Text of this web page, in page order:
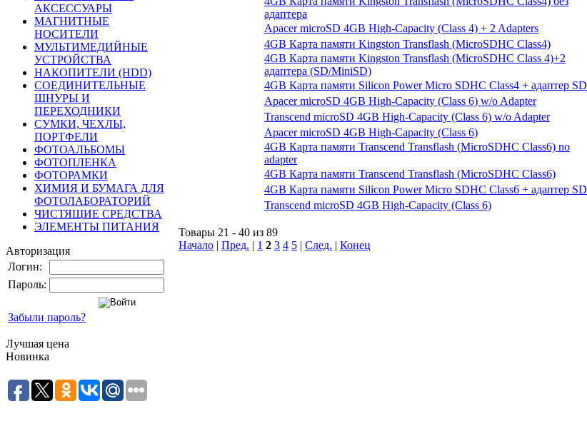
АКСЕССУАРЫ
МАГНИТНЫЕ
НОСИТЕЛИ
МУЛЬТИМЕДИЙНЫЕ
УСТРОЙСТВА
НАКОПИТЕЛИ (HDD)
СОЕДИНИТЕЛЬНЫЕ
ШНУРЫ И
ПЕРЕХОДНИКИ
СУМКИ, ЧЕХЛЫ,
ПОРТФЕЛИ
ФОТОАЛЬБОМЫ
ФОТОПЛЕНКА
ФОТОРАМКИ
ХИМИЯ И БУМАГА ДЛЯ
ФОТОЛАБОРАТОРИЙ
ЧИСТЯЩИЕ СРЕДСТВА
ЭЛЕМЕНТЫ ПИТАНИЯ
Авторизация
Логин:
Пароль:
Забыли пароль?
Лучшая цена
Новинка
адаптера
Apacer microSD 4GB High-Capacity (Class 4) + 2 Adapters
4GB Карта памяти Kingston Transflash (MicroSDHC Class4)
4GB Карта памяти Kingston Transflash (MicroSDHC Class 4)+2
адаптера (SD/MiniSD)
4GB Карта памяти Silicon Power Micro SDНС Class4 + адаптер SD
Apacer microSD 4GB High-Capacity (Class 6) w/o Adapter
Transcend microSD 4GB High-Capacity (Class 6) w/o Adapter
Apacer microSD 4GB High-Capacity (Class 6)
4GB Карта памяти Transcend Transflash (MicroSDHC Class6) no
adapter
4GB Карта памяти Transcend Transflash (MicroSDHC Class6)
4GB Карта памяти Silicon Power Micro SDНС Class6 + адаптер SD
Transcend microSD 4GB High-Capacity (Class 6)
Товары 21 - 40 из 89
Начало | Пред. | 1 2 3 4 5 | След. | Конец